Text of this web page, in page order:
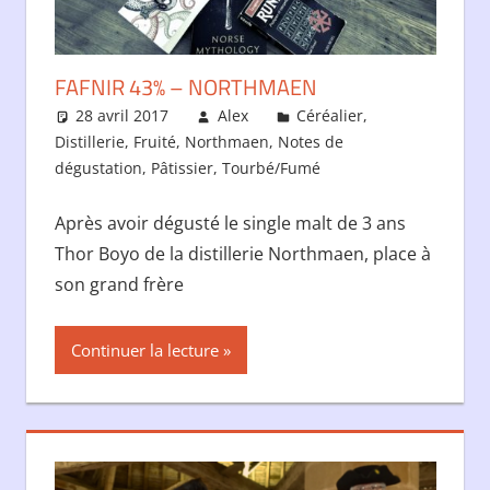
FAFNIR 43% – NORTHMAEN
28 avril 2017 Alex Céréalier,
Distillerie, Fruité, Northmaen, Notes de
dégustation, Pâtissier, Tourbé/Fumé
Après avoir dégusté le single malt de 3 ans
Thor Boyo de la distillerie Northmaen, place à
son grand frère
Continuer la lecture